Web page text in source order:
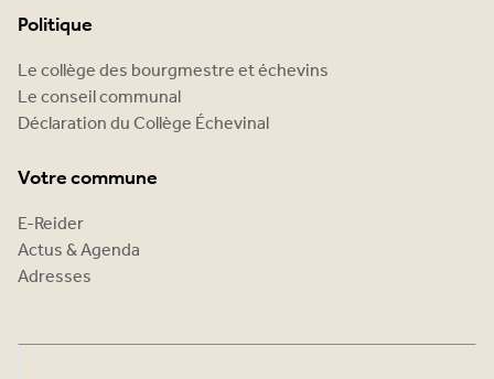
Politique
Le collège des bourgmestre et échevins
Le conseil communal
Déclaration du Collège Échevinal
Votre commune
E-Reider
Actus & Agenda
Adresses